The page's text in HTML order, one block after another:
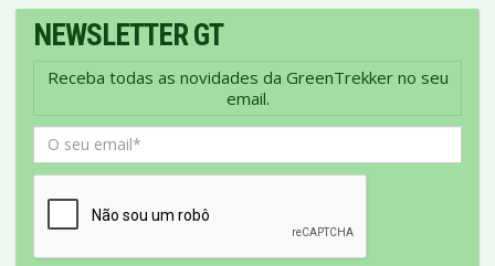
NEWSLETTER GT
Receba todas as novidades da GreenTrekker no seu
email.